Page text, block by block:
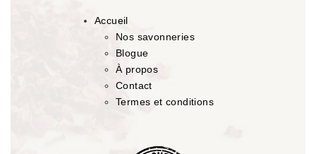
Accueil
Nos savonneries
Blogue
À propos
Contact
Termes et conditions